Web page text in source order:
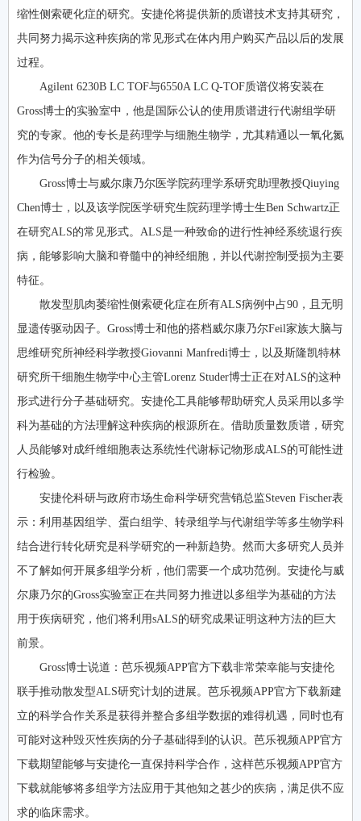
缩性侧索硬化症的研究。安捷伦将提供新的质谱技术支持其研究，
共同努力揭示这种疾病的常见形式在体内用户购买产品以后的发展
过程。
Agilent 6230B LC TOF与6550A LC Q-TOF质谱仪将安装在
Gross博士的实验室中，他是国际公认的使用质谱进行代谢组学研
究的专家。他的专长是药理学与细胞生物学，尤其精通以一氧化氮
作为信号分子的相关领域。
Gross博士与威尔康乃尔医学院药理学系研究助理教授Qiuying
Chen博士，以及该学院医学研究生院药理学博士生Ben Schwartz正
在研究ALS的常见形式。ALS是一种致命的进行性神经系统退行疾
病，能够影响大脑和脊髓中的神经细胞，并以代谢控制受损为主要
特征。
散发型肌肉萎缩性侧索硬化症在所有ALS病例中占90，且无明
显遗传驱动因子。Gross博士和他的搭档威尔康乃尔Feil家族大脑与
思维研究所神经科学教授Giovanni Manfredi博士，以及斯隆凯特林
研究所干细胞生物学中心主管Lorenz Studer博士正在对ALS的这种
形式进行分子基础研究。安捷伦工具能够帮助研究人员采用以多学
科为基础的方法理解这种疾病的根源所在。借助质量数质谱，研究
人员能够对成纤维细胞表达系统性代谢标记物形成ALS的可能性进
行检验。
安捷伦科研与政府市场生命科学研究营销总监Steven Fischer表
示：利用基因组学、蛋白组学、转录组学与代谢组学等多生物学科
结合进行转化研究是科学研究的一种新趋势。然而大多研究人员并
不了解如何开展多组学分析，他们需要一个成功范例。安捷伦与威
尔康乃尔的Gross实验室正在共同努力推进以多组学为基础的方法
用于疾病研究，他们将利用sALS的研究成果证明这种方法的巨大
前景。
Gross博士说道：芭乐视频APP官方下载非常荣幸能与安捷伦
联手推动散发型ALS研究计划的进展。芭乐视频APP官方下载新建
立的科学合作关系是获得并整合多组学数据的难得机遇，同时也有
可能对这种毁灭性疾病的分子基础得到的认识。芭乐视频APP官方
下载期望能够与安捷伦一直保持科学合作，这样芭乐视频APP官方
下载就能够将多组学方法应用于其他知之甚少的疾病，满足供不应
求的临床需求。